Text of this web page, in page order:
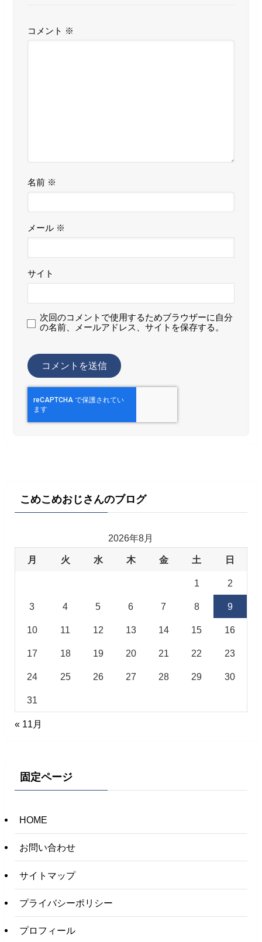
コメント ※
名前 ※
メール ※
サイト
次回のコメントで使用するためブラウザーに自分
の名前、メールアドレス、サイトを保存する。
こめこめおじさんのブログ
2026年8月
月 火 水 木 金 土 日
1 2
3 4 5 6 7 8 9
10 11 12 13 14 15 16
17 18 19 20 21 22 23
24 25 26 27 28 29 30
31
« 11月
固定ページ
HOME
お問い合わせ
サイトマップ
プライバシーポリシー
プロフィール